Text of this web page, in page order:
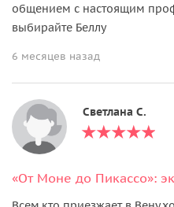
общением с настоящим
выбирайте Беллу
6 месяцев назад
Светлана С.
«От Моне до Пикассо»: